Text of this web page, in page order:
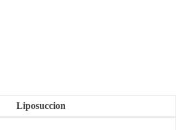
Liposuccion